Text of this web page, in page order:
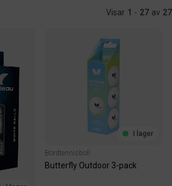
Visar 1 - 27 av 27
I lager
Bordtennisboll
Butterfly Outdoor 3-pack